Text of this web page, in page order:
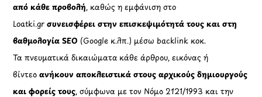
από κάθε προβολή, καθώς η εμφάνιση στο
Loatki.gr συνεισφέρει στην επισκεψιμότητά τους και στη
βαθμολογία SEO (Google κ.λπ.) μέσω backlink κοκ.
Τα πνευματικά δικαιώματα κάθε άρθρου, εικόνας ή
βίντεοανήκουν αποκλειστικά στους αρχικούς δημιουργούς
και φορείς τους, σύμφωνα με τον Νόμο 2121/1993 και την